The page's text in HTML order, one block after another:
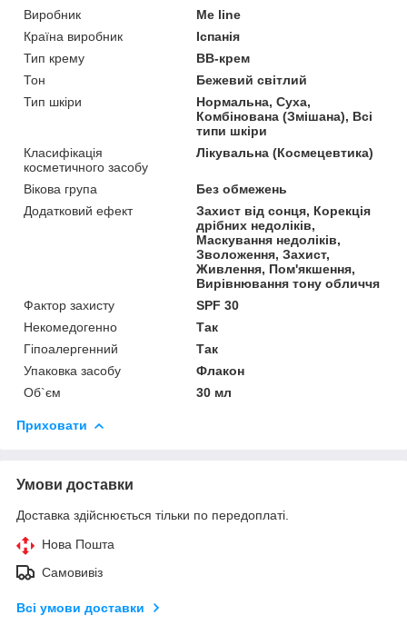
Виробник
Me line
Країна виробник
Іспанія
Тип крему
BB-крем
Тон
Бежевий світлий
Тип шкіри
Нормальна, Суха,
Комбінована (Змішана), Всі
типи шкіри
Класифікація
косметичного засобу
Лікувальна (Космецевтика)
Вікова група
Без обмежень
Додатковий ефект
Захист від сонця, Корекція
дрібних недоліків,
Маскування недоліків,
Зволоження, Захист,
Живлення, Пом'якшення,
Вирівнювання тону обличчя
Фактор захисту
SPF 30
Некомедогенно
Так
Гіпоалергенний
Так
Упаковка засобу
Флакон
Об`єм
30 мл
Приховати
Умови доставки
Доставка здійснюється тільки по передоплаті.
Нова Пошта
Самовивіз
Всі умови доставки